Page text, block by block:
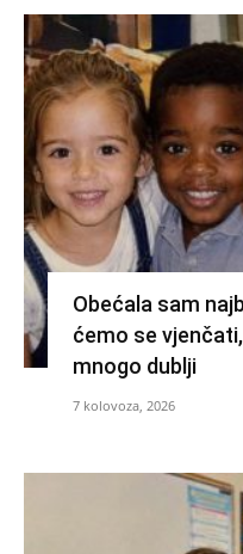
Obećala sam
ćemo se
mnogo dublji
7 kolovoza, 2026